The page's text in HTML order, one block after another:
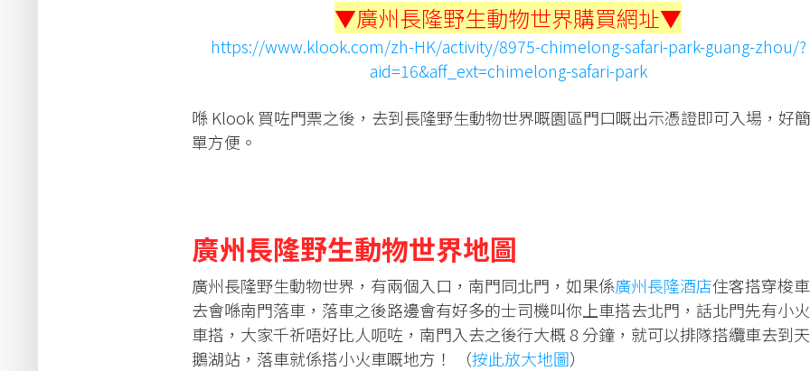
▼廣州長隆野生動物世界購買網址▼
https://www.klook.com/zh-HK/activity/8975-chimelong-safari-park-guang-zhou/?
aid=16&aff_ext=chimelong-safari-park
喺 Klook 買咗門票之後，去到長隆野生動物世界嘅園區門口嘅出示憑證即可入場，好簡
單方便。
廣州長隆野生動物世界地圖
廣州長隆野生動物世界，有兩個入口，南門同北門，如果係廣州長隆酒店住客搭穿梭車
去會喺南門落車，落車之後路邊會有好多的士司機叫你上車搭去北門，話北門先有小火
車搭，大家千祈唔好比人呃咗，南門入去之後行大概 8 分鐘，就可以排隊搭纜車去到天
鵝湖站，落車就係搭小火車嘅地方！ （按此放大地圖）